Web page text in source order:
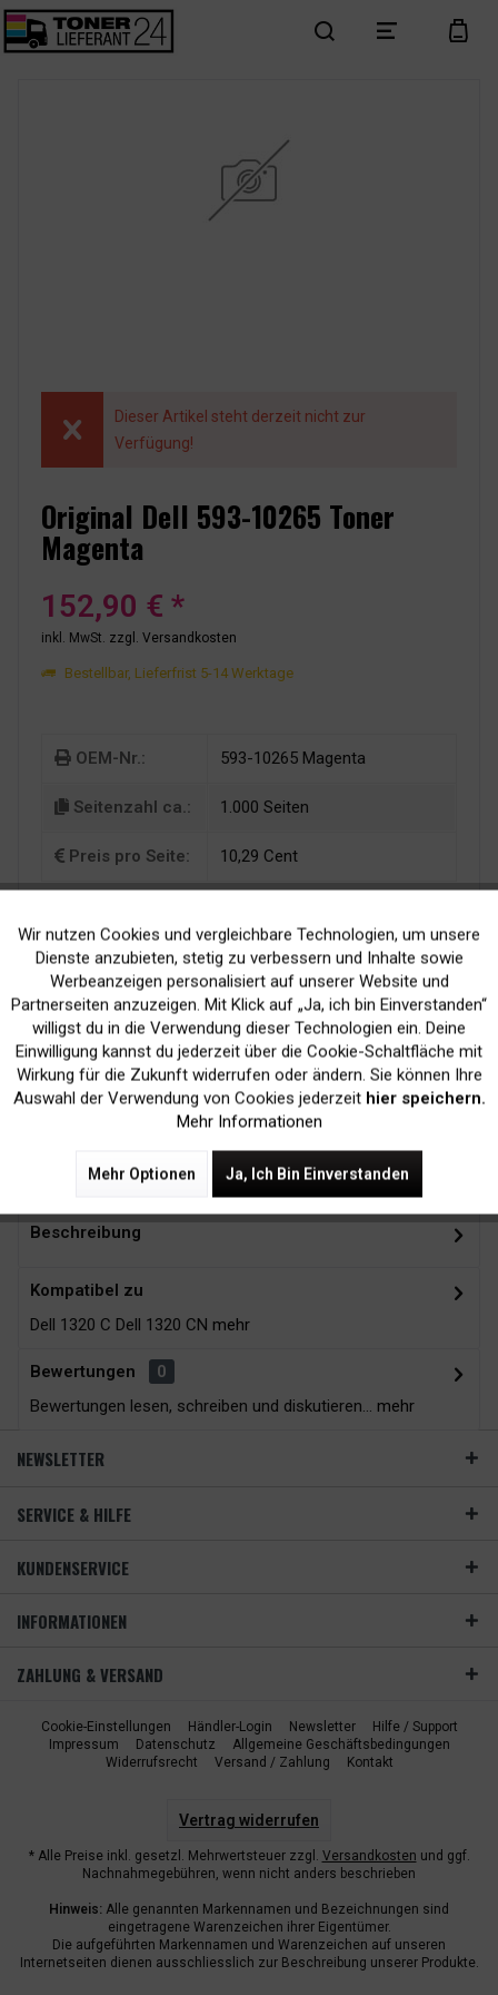
search menu cart
Dieser Artikel steht derzeit nicht zur
Verfügung!
Original Dell 593-10265 Toner
Magenta
152,90 € *
inkl. MwSt. zzgl. Versandkosten
Bestellbar, Lieferfrist 5-14 Werktage
OEM-Nr.: 593-10265 Magenta
Seitenzahl ca.: 1.000 Seiten
Preis pro Seite: 10,29 Cent
Kein Verlust der
Druckergarantie
Versand innerhalb von
24H*
Zubehör 13
Beschreibung
Kompatibel zu
Dell 1320 C Dell 1320 CN mehr
Bewertungen
0
Bewertungen lesen, schreiben und diskutieren... mehr
NEWSLETTER
SERVICE & HILFE
KUNDENSERVICE
INFORMATIONEN
ZAHLUNG & VERSAND
Cookie-Einstellungen Händler-Login Newsletter
Hilfe / Support
Impressum
Datenschutz
Allgemeine Geschäftsbedingungen
Widerrufsrecht
Versand / Zahlung Kontakt
Vertrag widerrufen
* Alle Preise inkl. gesetzl. Mehrwertsteuer zzgl. Versandkosten und ggf.
Nachnahmegebühren, wenn nicht anders beschrieben
Hinweis: Alle genannten Markennamen und Bezeichnungen sind
eingetragene Warenzeichen ihrer Eigentümer.
Die aufgeführten Markennamen und Warenzeichen auf unseren
Internetseiten dienen ausschliesslich zur Beschreibung unserer Produkte.
Funktionale Aktiv
Marketing Inaktiv
Tracking Inaktiv
Wir nutzen Cookies und vergleichbare Technologien, um unsere
Dienste anzubieten, stetig zu verbessern und Inhalte sowie
Werbeanzeigen personalisiert auf unserer Website und
Partnerseiten anzuzeigen. Mit Klick auf „Ja, ich bin Einverstanden“
willigst du in die Verwendung dieser Technologien ein. Deine
Einwilligung kannst du jederzeit über die Cookie-Schaltfläche mit
Wirkung für die Zukunft widerrufen oder ändern. Sie können Ihre
Auswahl der Verwendung von Cookies jederzeit hier speichern.
Mehr Informationen
Mehr Optionen Ja, Ich Bin Einverstanden